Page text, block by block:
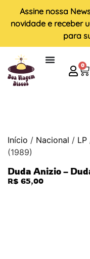
Assine nossa
novidade e receber
para
0
Início / Nacional / LP
(1989)
Duda Anizio –
R$ 65,00